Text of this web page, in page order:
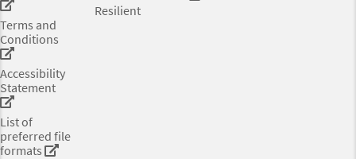
Terms and
Conditions
Accessibility
Statement
List of
preferred file
formats
Resilient